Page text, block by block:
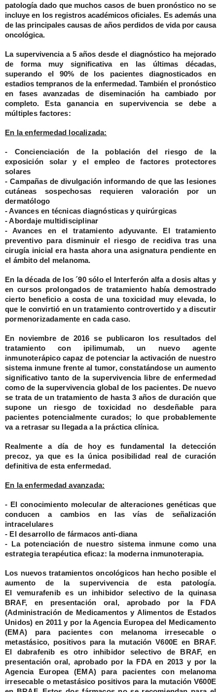
patología dado que muchos casos de buen pronóstico no se
incluye en los registros académicos oficiales. Es además una
de las principales causas de años perdidos de vida por causa
oncológica.
La supervivencia a 5 años desde el diagnóstico ha mejorado
de forma muy significativa en las últimas décadas,
superando el 90% de los pacientes diagnosticados en
estadios tempranos de la enfermedad. También el pronóstico
en fases avanzadas de diseminación ha cambiado por
completo.
Esta ganancia en supervivencia se debe a
múltiples factores:
En la enfermedad localizada:
- Concienciación de la población del riesgo de la
exposición solar y el empleo de factores protectores
solares
- Campañas de divulgación informando de que las lesiones
cutáneas sospechosas requieren valoración por un
dermatólogo
- Avances en técnicas diagnósticas y quirúrgicas
- Abordaje multidisciplinar
- Avances en el tratamiento adyuvante. El tratamiento
preventivo para disminuir el riesgo de recidiva tras una
cirugía inicial era hasta ahora una asignatura pendiente en
el ámbito del melanoma.
En la década de los ´90 sólo el Interferón alfaa dosis altas y
en cursos prolongados de tratamiento había demostrado
cierto beneficio a costa de una toxicidad muy elevada, lo
que le convirtió en un tratamiento controvertido y a discutir
pormenorizadamente en cada caso.
En noviembre de 2016 se publicaron los resultados del
tratamiento con ipilimumab, un nuevo agente
inmunoterápico capaz de potenciar la activación de nuestro
sistema inmune frente al tumor, constatándose un aumento
significativo tanto de la supervivencia libre de enfermedad
como de la supervivencia global de los pacientes. De nuevo
se trata de un tratamiento de hasta 3 años de duración que
supone un riesgo de toxicidad no desdeñable para
pacientes potencialmente curados; lo que probablemente
va a retrasar su llegada a la práctica clínica.
Realmente a día de hoy es fundamental la detección
precoz, ya que es la única posibilidad real de curación
definitiva de esta enfermedad.
En la enfermedad avanzada:
- El conocimiento molecular de alteraciones genéticas que
conducen a cambios en las vías de señalización
intracelulares
- El desarrollo de fármacos anti-diana
- La potenciación de nuestro sistema inmune como una
estrategia terapéutica eficaz: la moderna inmunoterapia.
Los nuevos tratamientos oncológicos han hecho posible el
aumento de la supervivencia de esta patología.
El vemurafenibes un inhibidor selectivo de la quinasa
BRAF, en presentación oral, aprobado por la FDA
(Administración de Medicamentos y Alimentos de Estados
Unidos) en 2011 y por la Agencia Europea del Medicamento
(EMA) para pacientes con melanoma irresecable o
metastásico, positivos para la mutación V600E en BRAF.
El dabrafenib es otro inhibidor selectivo de BRAF, en
presentación oral, aprobado por la FDA en 2013 y por la
Agencia Europea (EMA) para pacientes con melanoma
irresecable o metastásico positivos para la mutación V600E